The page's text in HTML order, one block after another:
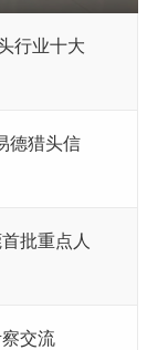
行业十大
德猎头信
批重点人
交流